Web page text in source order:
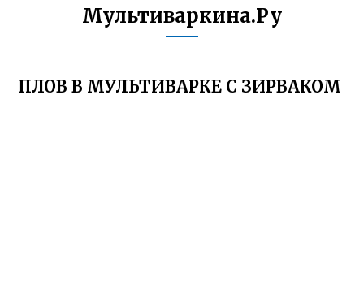
Мультиваркина.Ру
ПЛОВ В МУЛЬТИВАРКЕ С ЗИРВАКОМ